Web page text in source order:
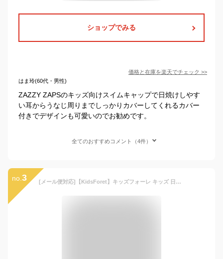
ショップでみる
価格と在庫を楽天でチェック >>
はま玲(60代・男性)
ZAZZY ZAPSのキッズ向けスイムキャップで日焼けしやす
い耳からうなじ周りまでしっかりカバーしてくれるカバー
付きでデザインも可愛いのでお勧めです。
全てのおすすめコメント（4件）
no. 3 [メール便対応]【KidsForet】キッズフォーレ キッズ 日よけ付スイムキャップ[48-50cm 52-54cm][4色]B33823 SWIM CAP 男の子 女の子 男女兼用 水遊び 海水浴 ビーチ プール pool スイムキャップ 幼稚園 保育園 日よけ UVカット 帽子 夏 SALE esz【RCP】【あす楽】